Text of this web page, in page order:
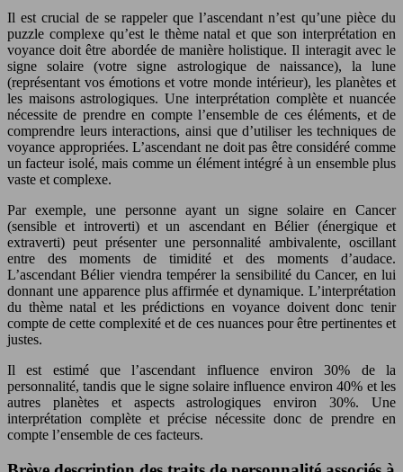
Il est crucial de se rappeler que l’ascendant n’est qu’une pièce du
puzzle complexe qu’est le thème natal et que son interprétation en
voyance doit être abordée de manière holistique. Il interagit avec le
signe solaire (votre signe astrologique de naissance), la lune
(représentant vos émotions et votre monde intérieur), les planètes et
les maisons astrologiques. Une interprétation complète et nuancée
nécessite de prendre en compte l’ensemble de ces éléments, et de
comprendre leurs interactions, ainsi que d’utiliser les techniques de
voyance appropriées. L’ascendant ne doit pas être considéré comme
un facteur isolé, mais comme un élément intégré à un ensemble plus
vaste et complexe.
Par exemple, une personne ayant un signe solaire en Cancer
(sensible et introverti) et un ascendant en Bélier (énergique et
extraverti) peut présenter une personnalité ambivalente, oscillant
entre des moments de timidité et des moments d’audace.
L’ascendant Bélier viendra tempérer la sensibilité du Cancer, en lui
donnant une apparence plus affirmée et dynamique. L’interprétation
du thème natal et les prédictions en voyance doivent donc tenir
compte de cette complexité et de ces nuances pour être pertinentes et
justes.
Il est estimé que l’ascendant influence environ 30% de la
personnalité, tandis que le signe solaire influence environ 40% et les
autres planètes et aspects astrologiques environ 30%. Une
interprétation complète et précise nécessite donc de prendre en
compte l’ensemble de ces facteurs.